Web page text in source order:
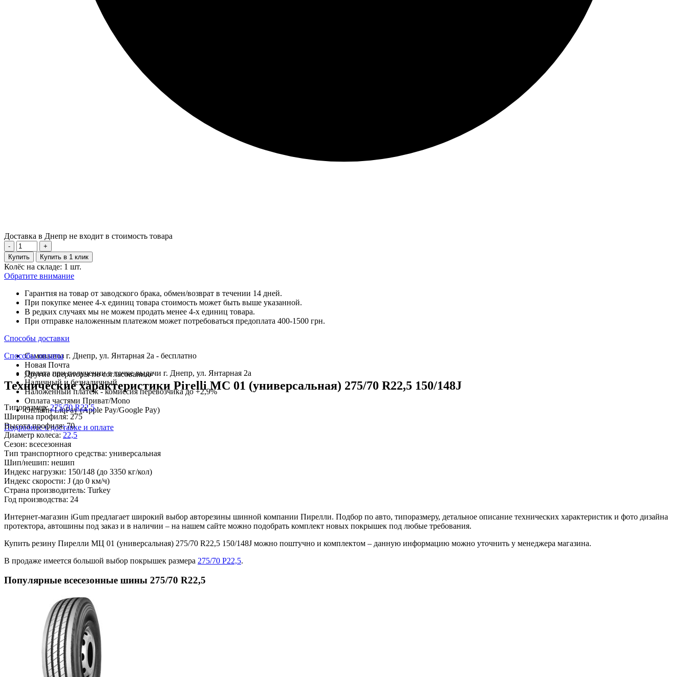
Доставка в Днепр не входит в стоимость товара
-
+
Купить
Купить в 1 клик
Колёс на складе: 1 шт.
Обратите внимание
Гарантия на товар от заводского брака, обмен/возврат в течении 14 дней.
При покупке менее 4-х единиц товара стоимость может быть выше указанной.
В редких случаях мы не можем продать менее 4-х единиц товара.
При отправке наложенным платежом может потребоваться предоплата 400-1500 грн.
Способы доставки
Самовывоз г. Днепр, ул. Янтарная 2а - бесплатно
Новая Почта
Другие операторы по согласованию
Способы оплаты
Оплата при получении в точке выдачи г. Днепр, ул. Янтарная 2а
Наличный и безналичный
Наложенный платеж - комиссия перевозчика до +2,9%
Оплата частями Приват/Mono
Онлайн LiqPay (Apple Pay/Google Pay)
Подробнее о доставке и оплате
Технические характеристики Pirelli MC 01 (универсальная) 275/70 R22,5 150/148J
Типоразмер:275/70 R22,5
Ширина профиля: 275
Высота профиля:70
Диаметр колеса: 22,5
Сезон: всесезонная
Тип транспортного средства: универсальная
Шип/нешип: нешип
Индекс нагрузки: 150/148 (до 3350 кг/кол)
Индекс скорости: J (до 0 км/ч)
Страна производитель: Turkey
Год производства: 24
Интернет-магазин iGum предлагает широкий выбор авторезины шинной компании Пирелли. Подбор по авто, типоразмеру, детальное описание технических характеристик и фото дизайна
протектора, автошины под заказ и в наличии – на нашем сайте можно подобрать комплект новых покрышек под любые требования.
Купить резину Пирелли MЦ 01 (универсальная) 275/70 R22,5 150/148J можно поштучно и комплектом – данную информацию можно уточнить у менеджера магазина.
В продаже имеется большой выбор покрышек размера 275/70 Р22,5.
Популярные всесезонные шины 275/70 R22,5